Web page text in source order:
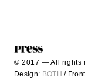
Design: BOTH /
© 2017 — All rights